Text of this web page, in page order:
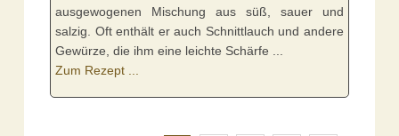
ausgewogenen Mischung aus süß, sauer und
salzig. Oft enthält er auch Schnittlauch und andere
Gewürze, die ihm eine leichte Schärfe ...
Zum Rezept ...